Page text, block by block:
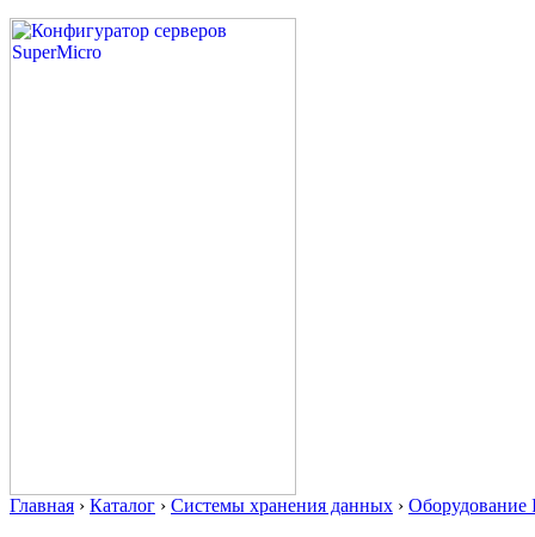
Главная › Каталог › Системы хранения данных › Оборудование